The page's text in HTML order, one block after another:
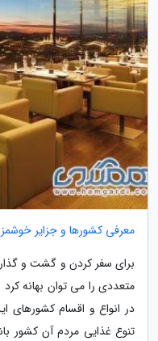
معرفی کشورها و جزایر
برای سفر کردن و گشت و
متعددی را می توان بهانه کرد
در انواع و اقسام کشورهای
تنوع غذایی مردم آن کشور